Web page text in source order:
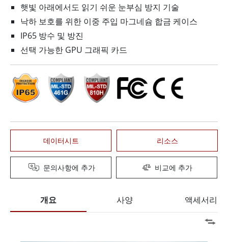
햇빛 아래에서도 읽기 쉬운 눈부심 방지 기술
낙하 보호를 위한 이중 주입 마그네슘 합금 케이스
IP65 방수 및 방진
선택 가능한 GPU 그래픽 카드
데이터시트 리소스
문의사항에 추가 비교에 추가
개요 사양 액세서리